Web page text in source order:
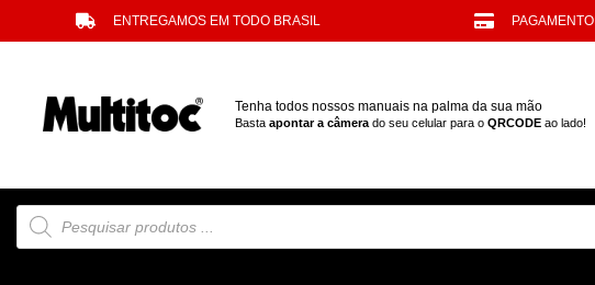
ENTREGAMOS EM TODO BRASIL
Tenha todos nossos manuais na palma da sua mão
Bastaapontar a câmera do seu celular para oQRCODE ao lado!